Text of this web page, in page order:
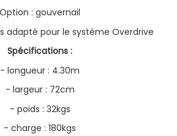
Option : gouvernail
adapté pour le système Overdrive
Spécifications :
- longueur : 4.30m
- largeur : 72cm
- poids : 32kgs
- charge : 180kgs